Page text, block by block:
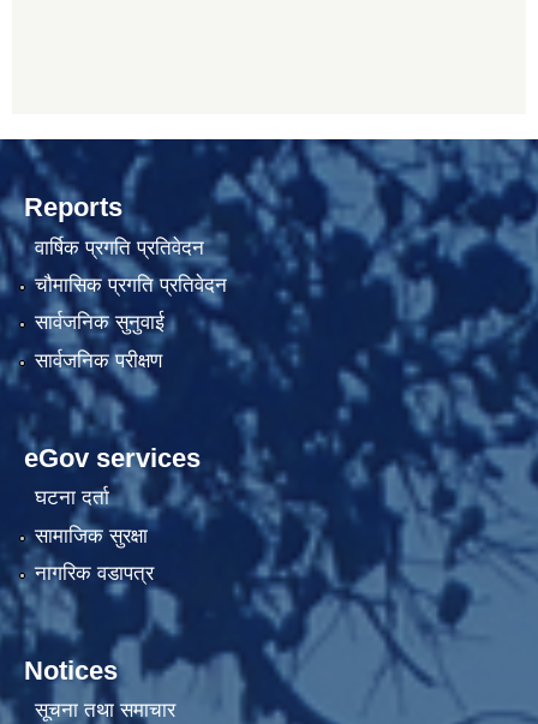
Reports
वार्षिक प्रगति प्रतिवेदन
चौमासिक प्रगति प्रतिवेदन
सार्वजनिक सुनुवाई
सार्वजनिक परीक्षण
eGov services
घटना दर्ता
सामाजिक सुरक्षा
नागरिक वडापत्र
Notices
सूचना तथा समाचार